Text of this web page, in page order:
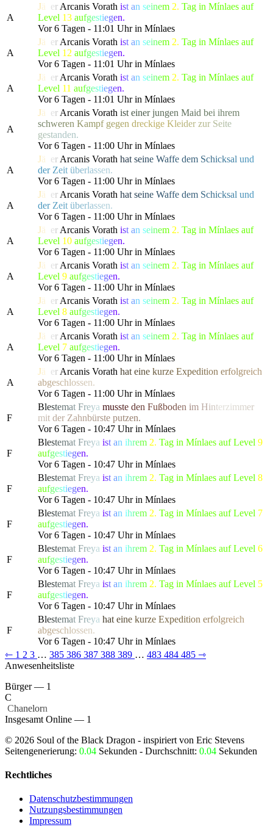
A
Jä er Arcanis Vorath ist an seinem 2. Tag in Mínlaes auf
Level 13 aufgestiegen.
Vor 6 Tagen - 11:01 Uhr in Mínlaes
A
Jä er Arcanis Vorath ist an seinem 2. Tag in Mínlaes auf
Level 12 aufgestiegen.
Vor 6 Tagen - 11:01 Uhr in Mínlaes
A
Jä er Arcanis Vorath ist an seinem 2. Tag in Mínlaes auf
Level 11 aufgestiegen.
Vor 6 Tagen - 11:01 Uhr in Mínlaes
A
Jä er Arcanis Vorath ist einer jungen Maid bei ihrem
schweren Kampf gegen dreckige Kleider zur Seite
gestanden.
Vor 6 Tagen - 11:00 Uhr in Mínlaes
A
Jä er Arcanis Vorath hat seine Waffe dem Schicksal und
der Zeit überlassen.
Vor 6 Tagen - 11:00 Uhr in Mínlaes
A
Jä er Arcanis Vorath hat seine Waffe dem Schicksal und
der Zeit überlassen.
Vor 6 Tagen - 11:00 Uhr in Mínlaes
A
Jä er Arcanis Vorath ist an seinem 2. Tag in Mínlaes auf
Level 10 aufgestiegen.
Vor 6 Tagen - 11:00 Uhr in Mínlaes
A
Jä er Arcanis Vorath ist an seinem 2. Tag in Mínlaes auf
Level 9 aufgestiegen.
Vor 6 Tagen - 11:00 Uhr in Mínlaes
A
Jä er Arcanis Vorath ist an seinem 2. Tag in Mínlaes auf
Level 8 aufgestiegen.
Vor 6 Tagen - 11:00 Uhr in Mínlaes
A
Jä er Arcanis Vorath ist an seinem 2. Tag in Mínlaes auf
Level 7 aufgestiegen.
Vor 6 Tagen - 11:00 Uhr in Mínlaes
A
Jä er Arcanis Vorath hat eine kurze Expedition erfolgreich
abgeschlossen.
Vor 6 Tagen - 11:00 Uhr in Mínlaes
F
Blestemat Freya musste den Fußboden im Hinterzimmer
mit der Zahnbürste putzen.
Vor 6 Tagen - 10:47 Uhr in Mínlaes
F
Blestemat Freya ist an ihrem 2. Tag in Mínlaes auf Level 9
aufgestiegen.
Vor 6 Tagen - 10:47 Uhr in Mínlaes
F
Blestemat Freya ist an ihrem 2. Tag in Mínlaes auf Level 8
aufgestiegen.
Vor 6 Tagen - 10:47 Uhr in Mínlaes
F
Blestemat Freya ist an ihrem 2. Tag in Mínlaes auf Level 7
aufgestiegen.
Vor 6 Tagen - 10:47 Uhr in Mínlaes
F
Blestemat Freya ist an ihrem 2. Tag in Mínlaes auf Level 6
aufgestiegen.
Vor 6 Tagen - 10:47 Uhr in Mínlaes
F
Blestemat Freya ist an ihrem 2. Tag in Mínlaes auf Level 5
aufgestiegen.
Vor 6 Tagen - 10:47 Uhr in Mínlaes
F
Blestemat Freya hat eine kurze Expedition erfolgreich
abgeschlossen.
Vor 6 Tagen - 10:47 Uhr in Mínlaes
⇽ 1 2 3 … 385 386 387 388 389 … 483 484 485 ⇾
Anwesenheitsliste
Bürger — 1
C
Chanelorn
Insgesamt Online — 1
© 2026 Soul of the Black Dragon - inspiriert von Eric Stevens
Seitengenerierung: 0.04 Sekunden - Durchschnitt: 0.04 Sekunden
Rechtliches
Datenschutzbestimmungen
Nutzungsbestimmungen
Impressum